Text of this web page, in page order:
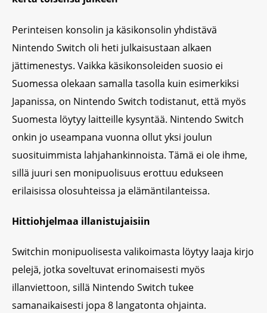
Perinteisen konsolin ja käsikonsolin yhdistävä
Nintendo Switch oli heti julkaisustaan alkaen
jättimenestys. Vaikka käsikonsoleiden suosio ei
Suomessa olekaan samalla tasolla kuin esimerkiksi
Japanissa, on Nintendo Switch todistanut, että myös
Suomesta löytyy laitteille kysyntää. Nintendo Switch
onkin jo useampana vuonna ollut yksi joulun
suosituimmista lahjahankinnoista. Tämä ei ole ihme,
sillä juuri sen monipuolisuus erottuu edukseen
erilaisissa olosuhteissa ja elämäntilanteissa.
Hittiohjelmaa illanistujaisiin
Switchin monipuolisesta valikoimasta löytyy laaja kirjo
pelejä, jotka soveltuvat erinomaisesti myös
illanviettoon, sillä Nintendo Switch tukee
samanaikaisesti jopa 8 langatonta ohjainta.